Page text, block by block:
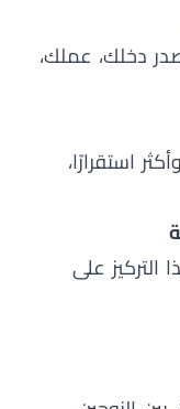
دخلك، عملك،
استقرارًا،
التركيز على